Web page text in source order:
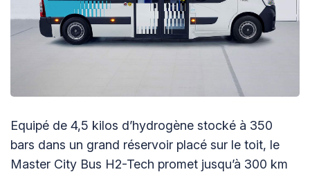
Equipé de 4,5 kilos d’hydrogène stocké à 350
bars dans un grand réservoir placé sur le toit, le
Master City Bus H2-Tech promet jusqu’à 300 km